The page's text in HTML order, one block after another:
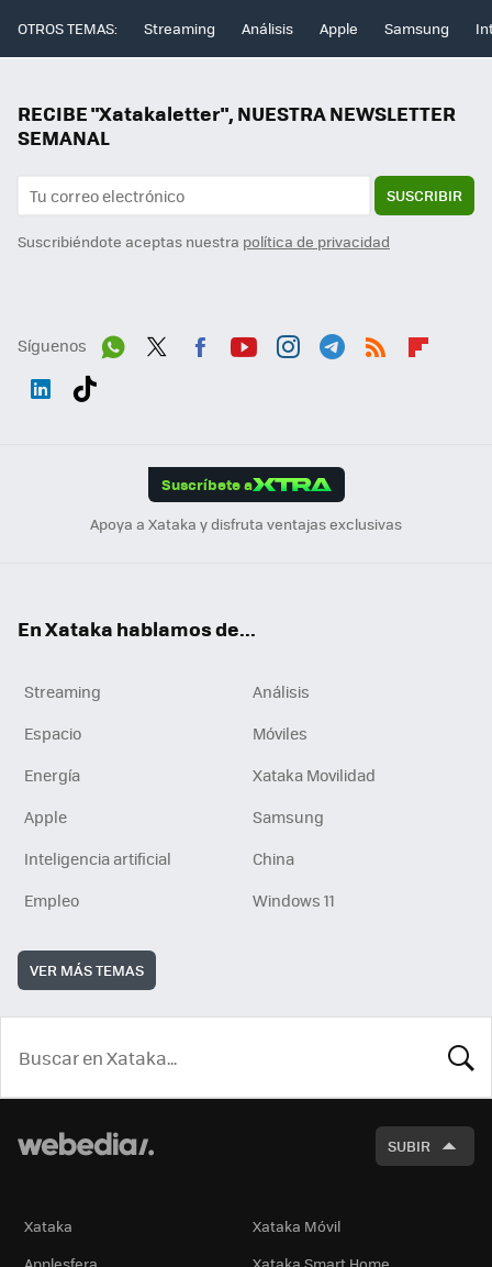
OTROS TEMAS: Streaming Análisis Apple Samsung
RECIBE "Xatakaletter", NUESTRA NEWSLETTER
SEMANAL
SUSCRIBIR
Suscribiéndote aceptas nuestra política de privacidad
Síguenos
Suscríbete a
Apoya a Xataka y disfruta ventajas exclusivas
En Xataka hablamos de...
Streaming
Análisis
Espacio
Móviles
Energía
Xataka Movilidad
Apple
Samsung
Inteligencia artificial
China
Empleo
Windows 11
VER MÁS TEMAS
SUBIR
Xataka
Xataka Móvil